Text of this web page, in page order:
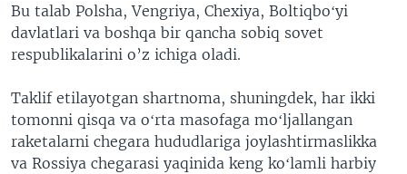
Bu talab Polsha, Vengriya, Chexiya, Boltiqboʻyi
davlatlari va boshqa bir qancha sobiq sovet
respublikalarini o’z ichiga oladi.
Taklif etilayotgan shartnoma, shuningdek, har ikki
tomonni qisqa va oʻrta masofaga moʻljallangan
raketalarni chegara hududlariga joylashtirmaslikka
va Rossiya chegarasi yaqinida keng koʻlamli harbiy